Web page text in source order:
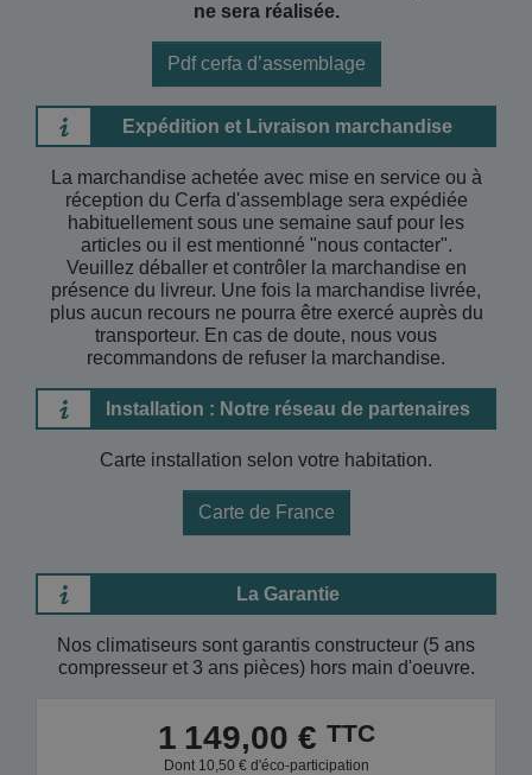
ne sera réalisée.
Pdf cerfa d’assemblage
Expédition et Livraison marchandise
La marchandise achetée avec mise en service ou à
réception du Cerfa d'assemblage sera expédiée
habituellement sous une semaine sauf pour les
articles ou il est mentionné "nous contacter".
Veuillez déballer et contrôler la marchandise en
présence du livreur. Une fois la marchandise livrée,
plus aucun recours ne pourra être exercé auprès du
transporteur. En cas de doute, nous vous
recommandons de refuser la marchandise.
Installation : Notre réseau de partenaires
Carte installation selon votre habitation.
Carte de France
La Garantie
Nos climatiseurs sont garantis constructeur (5 ans
compresseur et 3 ans pièces) hors main d'oeuvre.
1 149,00 € TTC
Dont 10,50 € d'éco-participation